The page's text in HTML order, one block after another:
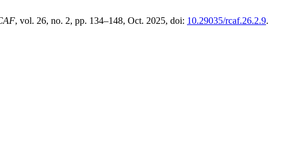
, vol. 26, no. 2, pp. 134–148, Oct. 2025, doi: 10.29035/rcaf.26.2.9.